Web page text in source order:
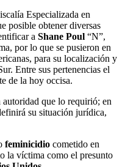
Especializada en
posible obtener diversas
a Shane Poul “N”,
por lo que se pusieron en
para su localización y
Entre sus pertenencias el
de la hoy occisa.
que lo requirió; en
su situación jurídica,
feminicidio cometido en
la víctima como el presunto